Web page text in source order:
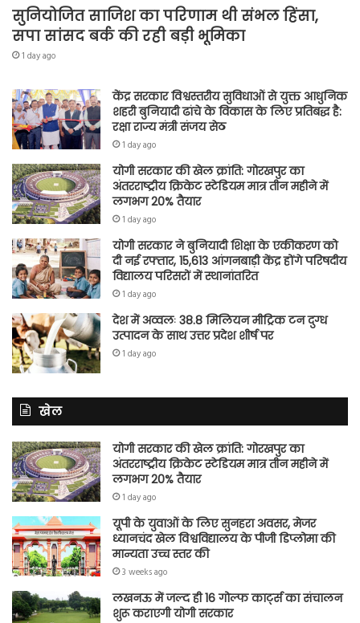
सुनियोजित साजिश का परिणाम थी संभल हिंसा,
सपा सांसद बर्क की रही बड़ी भूमिका
1 day ago
केंद्र सरकार विश्वस्तरीय सुविधाओं से युक्त आधुनिक
शहरी बुनियादी ढांचे के विकास के लिए प्रतिबद्ध है:
रक्षा राज्य मंत्री संजय सेठ
1 day ago
योगी सरकार की खेल क्रांति: गोरखपुर का
अंतरराष्ट्रीय क्रिकेट स्टेडियम मात्र तीन महीने में
लगभग 20% तैयार
1 day ago
योगी सरकार ने बुनियादी शिक्षा के एकीकरण को
दी नई रफ्तार, 15,613 आंगनबाड़ी केंद्र होंगे परिषदीय
विद्यालय परिसरों में स्थानांतरित
1 day ago
देश में अव्वलः 38.8 मिलियन मीट्रिक टन दुग्ध
उत्पादन के साथ उत्तर प्रदेश शीर्ष पर
1 day ago
खेल
योगी सरकार की खेल क्रांति: गोरखपुर का
अंतरराष्ट्रीय क्रिकेट स्टेडियम मात्र तीन महीने में
लगभग 20% तैयार
1 day ago
यूपी के युवाओं के लिए सुनहरा अवसर, मेजर
ध्यानचंद खेल विश्वविद्यालय के पीजी डिप्लोमा की
मान्यता उच्च स्तर की
3 weeks ago
लखनऊ में जल्द ही 16 गोल्फ कार्ट्स का संचालन
शुरू कराएगी योगी सरकार